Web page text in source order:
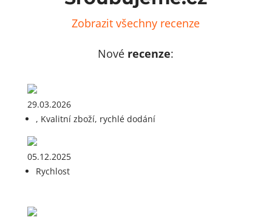
Zobrazit všechny recenze
Nové recenze:
29.03.2026
, Kvalitní zboží, rychlé dodání
05.12.2025
Rychlost